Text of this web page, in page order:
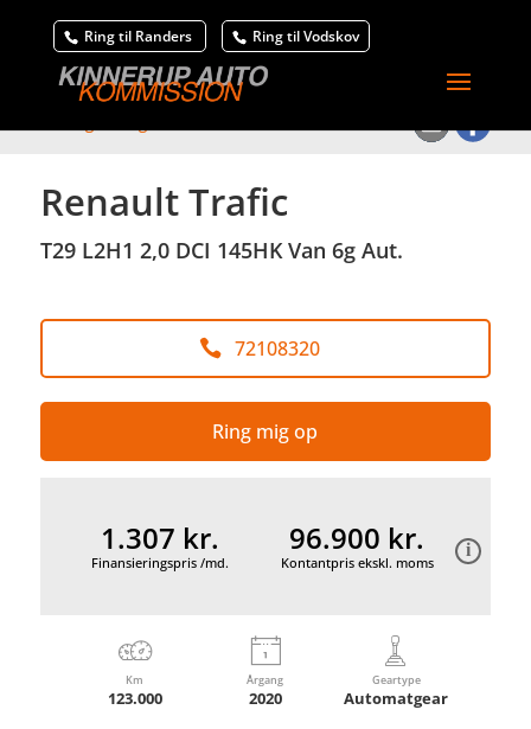
Ring til Randers Ring til Vodskov
Renault Trafic
T29 L2H1 2,0 DCI 145HK Van 6g Aut.
72108320
Ring mig op
1.307 kr.
Finansieringspris /md.
96.900 kr.
Kontantpris ekskl. moms
Km
123.000
Årgang
2020
Geartype
Automatgear